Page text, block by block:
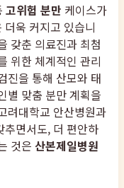
고위험 분만 케이스가
욱 커지고 있습니
갖춘 의료진과 최첨
위한 체계적인 관리
진을 통해 산모와 태
별 맞춤 분만 계획을
려대학교 안산병원과
추면서도, 더 편안하
것은 산본제일병원